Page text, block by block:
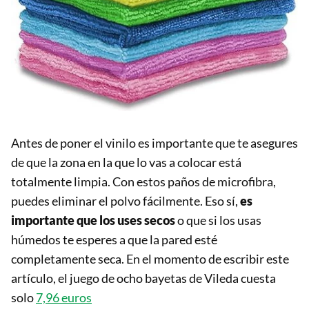
Antes de poner el vinilo es importante que te asegures
de que la zona en la que lo vas a colocar está
totalmente limpia. Con estos paños de microfibra,
puedes eliminar el polvo fácilmente. Eso sí,es
importante que los uses secoso que si los usas
húmedos te esperes a que la pared esté
completamente seca. En el momento de escribir este
artículo, el juego de ocho bayetas de Vileda cuesta
solo7,96 euros